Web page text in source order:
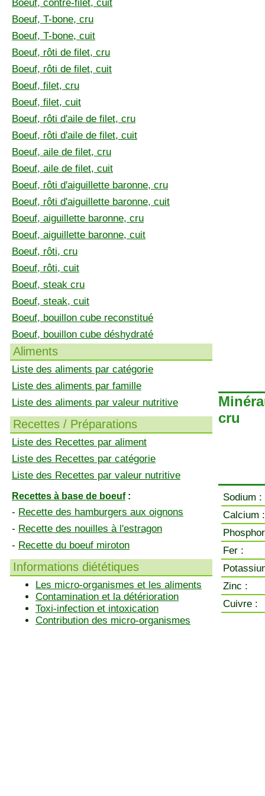
Boeuf, contre-filet, cuit
Boeuf, T-bone, cru
Boeuf, T-bone, cuit
Boeuf, rôti de filet, cru
Boeuf, rôti de filet, cuit
Boeuf, filet, cru
Boeuf, filet, cuit
Boeuf, rôti d'aile de filet, cru
Boeuf, rôti d'aile de filet, cuit
Boeuf, aile de filet, cru
Boeuf, aile de filet, cuit
Boeuf, rôti d'aiguillette baronne, cru
Boeuf, rôti d'aiguillette baronne, cuit
Boeuf, aiguillette baronne, cru
Boeuf, aiguillette baronne, cuit
Boeuf, rôti, cru
Boeuf, rôti, cuit
Boeuf, steak cru
Boeuf, steak, cuit
Boeuf, bouillon cube reconstitué
Boeuf, bouillon cube déshydraté
Aliments
Liste des aliments par catégorie
Liste des aliments par famille
Liste des aliments par valeur nutritive
Recettes / Préparations
Liste des Recettes par aliment
Liste des Recettes par catégorie
Liste des Recettes par valeur nutritive
Recettes à base de boeuf:
- Recette des hamburgers aux oignons
- Recette des nouilles à l'estragon
- Recette du boeuf miroton
Informations diététiques
Les micro-organismes et les aliments
Contamination et la détérioration
Toxi-infection et intoxication
Contribution des micro-organismes
cru
Sodium :
Calcium :
Fer :
Zinc :
Cuivre :